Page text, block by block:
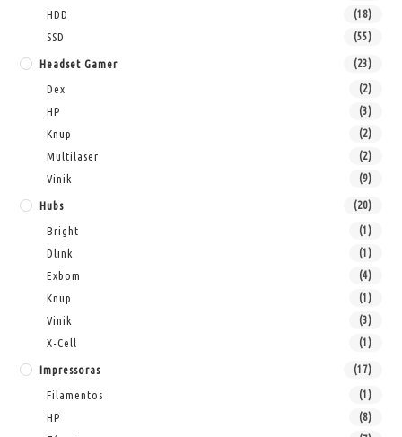
HDD (18)
SSD (55)
Headset Gamer (23)
Dex (2)
HP (3)
Knup (2)
Multilaser (2)
Vinik (9)
Hubs (20)
Bright (1)
Dlink (1)
Exbom (4)
Knup (1)
Vinik (3)
X-Cell (1)
Impressoras (17)
Filamentos (1)
HP (8)